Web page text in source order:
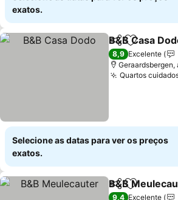
exatos.
PartilharAdicionar
B&B Casa
8,9 Excelente
Geraardsbergen,
Quartos
Selecione as datas para ver os preços
exatos.
PartilharAdicionar
B&B
9,4 Excelente